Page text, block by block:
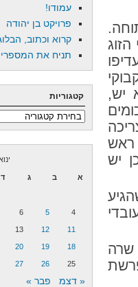
יש,
ראש
יש
שרה
עמודו!
פרויקט בן יהודה
קרוא וכתוב,
תניח את
קטגוריות
קטגוריות
ינואר
א ב ג ד
4
5
6
11
12
13
18
19
20
25
26
27
« דצמ פבר »